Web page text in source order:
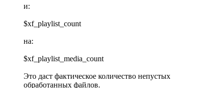
и:
$xf_playlist_count
на:
$xf_playlist_media_count
Это даст фактическое количество непустых
обработанных файлов.